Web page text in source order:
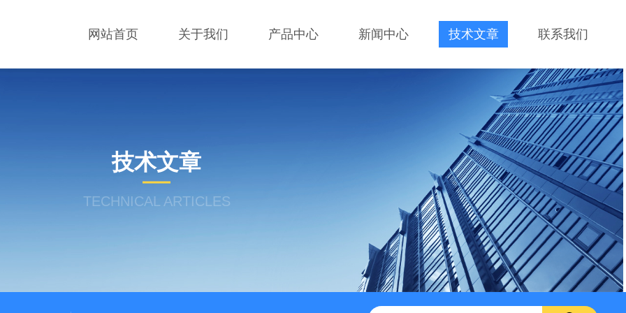
网站首页 关于我们 产品中心 新闻中心 技术文章 联系我们
技术文章
TECHNICAL ARTICLES